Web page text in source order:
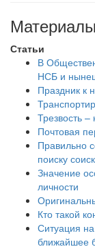
Статьи
В
НСБ и
Праздник к
Трезвость
Почтовая
Правильно
поиску
Значение
личности
Кто такой
Ситуация
ближайшее